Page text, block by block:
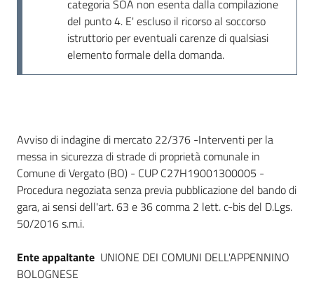
categoria SOA non esenta dalla compilazione
del punto 4. E' escluso il ricorso al soccorso
istruttorio per eventuali carenze di qualsiasi
elemento formale della domanda.
Dati del bando
Avviso di indagine di mercato 22/376 -Interventi per la
messa in sicurezza di strade di proprietà comunale in
Comune di Vergato (BO) - CUP C27H19001300005 -
Procedura negoziata senza previa pubblicazione del bando di
gara, ai sensi dell'art. 63 e 36 comma 2 lett. c-bis del D.Lgs.
50/2016 s.m.i.
Ente appaltante UNIONE DEI COMUNI DELL'APPENNINO
BOLOGNESE